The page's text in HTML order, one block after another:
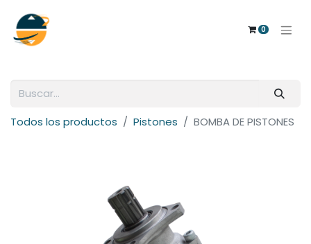
0
Todos los productos Pistones BOMBA DE PISTONES